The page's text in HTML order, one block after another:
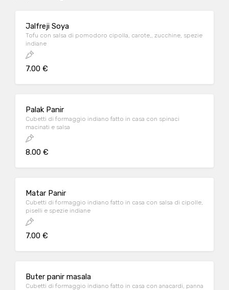
Jalfreji Soya
Tofu con salsa di pomodoro cipolla, carote,, zucchine, spezie
indiane
7.00 €
Palak Panir
Cubetti di formaggio indiano fatto in casa con spinaci
macinati e salsa
8.00 €
Matar Panir
Cubetti di formaggio indiano fatto in casa con salsa di cipolle,
piselli e spezie indiane
7.00 €
Buter panir masala
Cubetti di formaggio indiano fatto in casa con anacardi, panna